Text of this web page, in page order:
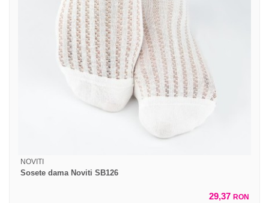
NOVITI
Sosete dama Noviti SB126
29,37 RON